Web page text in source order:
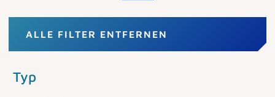
ALLE FILTER ENTFERNEN
Typ